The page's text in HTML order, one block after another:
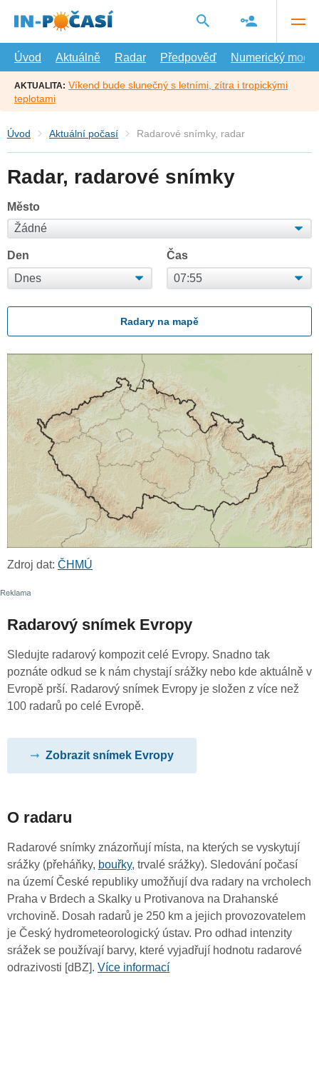
hlavní
Úvod
Aktuálně Radar Předpověď Numerický model
AKTUALITA: Víkend bude slunečný s letními, zítra i tropickými
teplotami
Úvod Aktuální počasí Radarové snímky, radar
Radar, radarové snímky
Město
Den Čas
Radary na mapě
Zdroj dat: ČHMÚ
Radarový snímek Evropy
Sledujte radarový kompozit celé Evropy. Snadno tak
poznáte odkud se k nám chystají srážky nebo kde aktuálně v
Evropě prší. Radarový snímek Evropy je složen z více než
100 radarů po celé Evropě.
Zobrazit snímek Evropy
O radaru
Radarové snímky znázorňují místa, na kterých se vyskytují
srážky (přeháňky, bouřky, trvalé srážky). Sledování počasí
na území České republiky umožňují dva radary na vrcholech
Praha v Brdech a Skalky u Protivanova na Drahanské
vrchovině. Dosah radarů je 250 km a jejich provozovatelem
je Český hydrometeorologický ústav. Pro odhad intenzity
srážek se používají barvy, které vyjadřují hodnotu radarové
odrazivosti [dBZ]. Více informací